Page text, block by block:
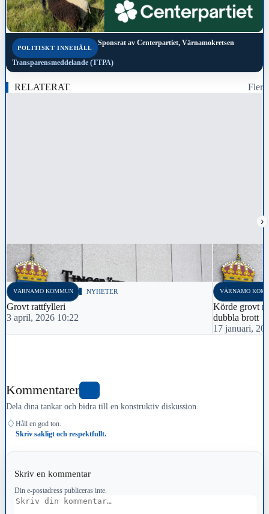
POLITISKT INNEHÅLL
Sponsrat av Centerpartiet, Värnamokretsen
Transparensmeddelande (TTPA)
RELATERAT Fler
›
VÄRNAMO KOMMUN NYHETER
Grovt rattfylleri
3 april, 2026 10:22
VÄRNAMO
Körde grovt
dubbla brott
17 januari,
Kommentarer
Dela dina tankar och bidra till en konstruktiv diskussion.
♢ Håll en god ton.
Skriv sakligt och respektfullt.
Skriv en kommentar
Din e-postadress publiceras inte.
Kommentar